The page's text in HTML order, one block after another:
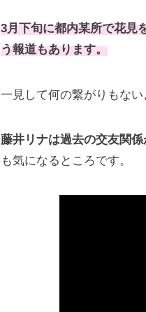
3月下旬に都内某所で花見
う報道もあります。
一見して何の繋がりもな
藤井リナは過去の交友関
も気になるところです。